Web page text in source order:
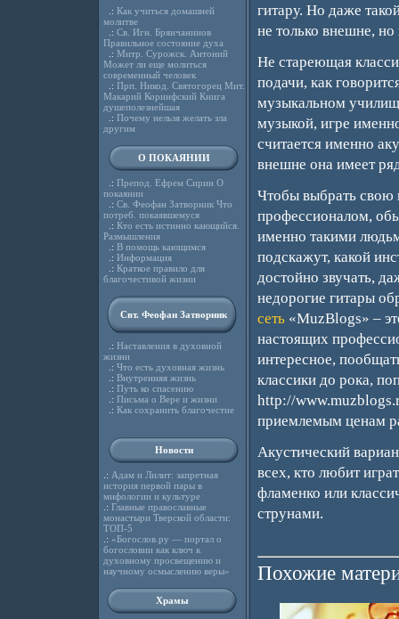
.: Как учиться домашней
молитве
.: Св. Игн. Брянчанинов
Правильное состояние духа
.: Митр. Сурожск. Антоний
Может ли еще молиться
современный человек
.: Прп. Никод. Святогорец Мит.
Макарий Коринфский Книга
душеполезнейшая
.: Почему нельзя желать зла
другим
О ПОКАЯНИИ
.: Препод. Ефрем Сирин О
покаянии
.: Св. Феофан Затворник Что
потреб. покаявшемуся
.: Кто есть истинно кающийся.
Размышления
.: В помощь кающимся
.: Информация
.: Краткое правило для
благочестивой жизни
Свт. Феофан Затворник
.: Наставления в духовной
жизни
.: Что есть духовная жизнь
.: Внутренняя жизнь
.: Путь ко спасению
.: Письма о Вере и жизни
.: Как сохранить благочестие
Новости
.: Адам и Лилит: запретная
история первой пары в
мифологии и культуре
.: Главные православные
монастыри Тверской области:
ТОП-5
.: «Богослов.ру — портал о
богословии как ключ к
духовному просвещению и
научному осмыслению веры»
Храмы
гитару. Но даже
не только внешне, но
Не стареющая
подачи, как
музыкальном
музыкой, игре
считается именно
внешне она имеет
Чтобы выбрать свою
профессионалом,
именно такими
подскажут, какой
достойно звучать,
недорогие гитары
сеть«MuzBlogs» –
настоящих
интересное,
классики до рока,
http://
приемлемым ценам
Акустический
всех, кто любит
фламенко или
струнами.
Похожие